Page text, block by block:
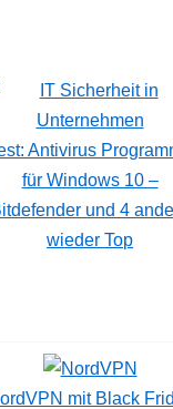
Antivirus
für Windows 10 –
und 4
wieder Top
mit Black